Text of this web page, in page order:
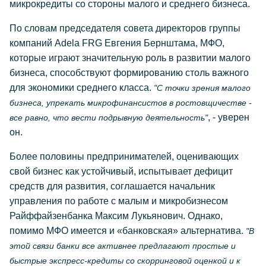
микрокредиты со стороны малого и среднего бизнеса.
По словам председателя совета директоров группы
компаний Adela FRG Евгения Бернштама, МФО,
которые играют значительную роль в развитии малого
бизнеса, способствуют формированию столь важного
для экономики среднего класса. "С точки зрения малого
бизнеса, упрекать микрофинансистов в ростовщичестве -
все равно, что вести подрывную деятельность", - уверен
он.
Более половины предпринимателей, оценивающих
свой бизнес как устойчивый, испытывает дефицит
средств для развития, соглашается начальник
управления по работе с малым и микробизнесом
Райффайзенбанка Максим Лукьянович. Однако,
помимо МФО имеется и «банковская» альтернатива. "В
этой связи банки все активнее предлагают простые и
быстрые экспресс-кредиты со скорринговой оценкой и к